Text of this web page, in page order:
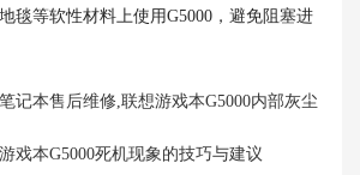
毯等软性材料上使用G5000，避免阻塞进
记本售后维修,联想游戏本G5000内部灰尘
戏本G5000死机现象的技巧与建议